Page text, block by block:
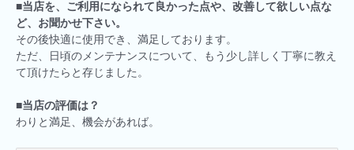
■当店を、ご利用になられて良かった点や、改善して欲しい点な
ど、お聞かせ下さい。
その後快適に使用でき、満足しております。
ただ、日頃のメンテナンスについて、もう少し詳しく丁寧に教え
て頂けたらと存じました。
■当店の評価は？
わりと満足、機会があれば。